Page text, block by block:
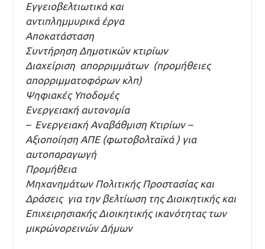
Εγγειοβελτιωτικά και
αντιπλημμυρικά έργα
Αποκατάσταση
Συντήρηση Δημοτικών κτιρίων
Διαχείριση απορριμμάτων (προμήθειες
απορριμματοφόρων κλπ)
Ψηφιακές Υποδομές
Ενεργειακή αυτονομία
– Ενεργειακή Αναβάθμιση Κτιρίων –
Αξιοποίηση ΑΠΕ (φωτοβολταϊκά ) για
αυτοπαραγωγή
Προμήθεια
Μηχανημάτων Πολιτικής Προστασίας και
Δράσεις για την βελτίωση της Διοικητικής και
Επιχειρησιακής Διοικητικής ικανότητας των
μικρώνορεινών Δήμων